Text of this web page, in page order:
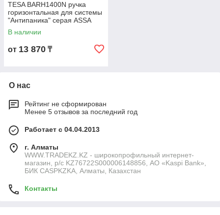
TESA BARH1400N ручка
горизонтальная для системы
"Антипаника" серая ASSA
ABLOY длина 1400 мм
В наличии
от 13 870 ₸
О нас
Рейтинг не сформирован
Менее 5 отзывов за последний год
Работает с 04.04.2013
г. Алматы
WWW.TRADEKZ.KZ - широкопрофильный интернет-
магазин, р/с KZ76722S000006148856, АО «Kaspi Bank»,
БИК CASPKZKA, Алматы, Казахстан
Контакты